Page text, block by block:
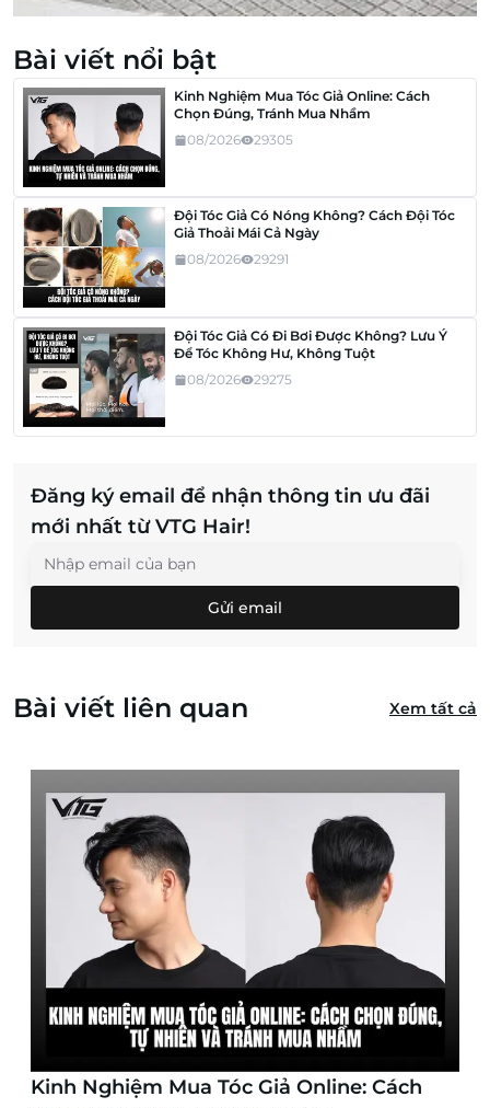
Bài viết nổi bật
Kinh Nghiệm Mua Tóc Giả Online: Cách
Chọn Đúng, Tránh Mua Nhầm
08/2026
29305
Đội Tóc Giả Có Nóng Không? Cách Đội Tóc
Giả Thoải Mái Cả Ngày
08/2026
29291
Đội Tóc Giả Có Đi Bơi Được Không? Lưu Ý
Để Tóc Không Hư, Không Tuột
08/2026
29275
Đăng ký email để nhận thông tin ưu đãi
mới nhất từ VTG Hair!
Gửi email
Bài viết liên quan Xem tất cả
Kinh Nghiệm Mua Tóc Giả Online: Cách